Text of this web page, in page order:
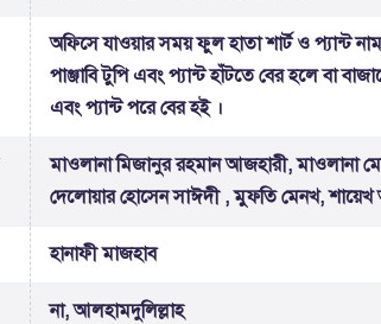
অফিসে যাওয়ার সময় ফুল হাতা শার্ট ও প্যান্ট
পাঞ্জাবি টুপি এবং প্যান্ট হাঁটতে বের হলে বা
এবং প্যান্ট পরে বের হই ।
মাওলানা মিজানুর রহমান আজহারী, মাওলানা
দেলোয়ার হোসেন সাঈদী , মুফতি মেনখ, শায়েখ
হানাফী মাজহাব
না, আলহামদুলিল্লাহ